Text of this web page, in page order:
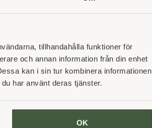
tillhandahålla funktioner för
och annan information från din enhet
kan i sin tur kombinera informationen
har använt deras tjänster.
OK